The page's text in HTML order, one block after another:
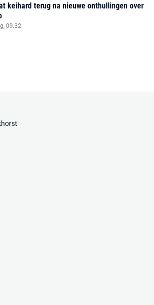
keihard terug na nieuwe onthullingen over
09:32